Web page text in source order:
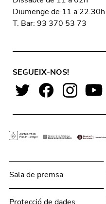
Diumenge de 11 a 22.30h
T. Bar: 93 370 53 73
SEGUEIX-NOS!
Sala de premsa